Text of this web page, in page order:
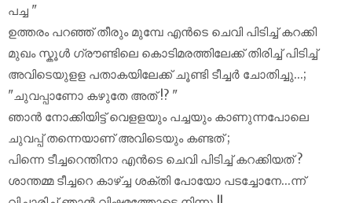
പച്ച "
ഉത്തരം പറഞ്ഞ് തീരും മുമ്പേ എൻടെ ചെവി പിടിച്ച് കറക്കി
മുഖം സ്കൂൾ ഗ്രൗണ്ടിലെ കൊടിമരത്തിലേക്ക് തിരിച്ച് പിടിച്ച്
അവിടെയുളള പതാകയിലേക്ക് ചൂണ്ടി ടീച്ചർ ചോതിച്ചു...;
"ചുവപ്പാണോ കഴുതേ അത് !? "
ഞാൻ നോക്കിയിട്ട് വെളളയും പച്ചയും കാണുന്നപോലെ
ചുവപ്പ് തന്നെയാണ് അവിടെയും കണ്ടത് ;
പിന്നെ ടീച്ചറെന്തിനാ എൻടെ ചെവി പിടിച്ച് കറക്കിയത് ?
ശാന്തമ്മ ടീച്ചറെ കാഴ്ച്ച ശക്തി പോയോ പടച്ചോനേ...ന്ന്